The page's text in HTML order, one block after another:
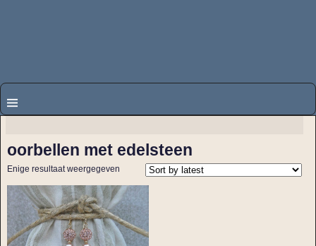
oorbellen met edelsteen
Enige resultaat weergegeven